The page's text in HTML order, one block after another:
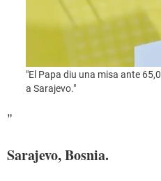
"El Papa diu una misa ante
a Sarajevo."
"
Sarajevo, Bosnia.